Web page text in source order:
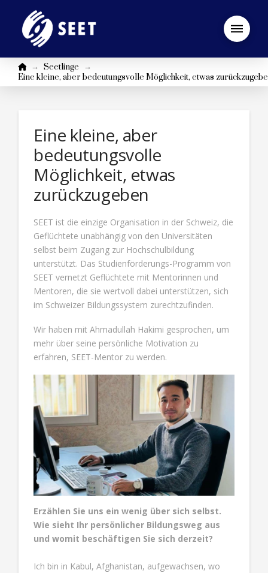
Startseite
→ Seetlinge
→
Eine kleine, aber bedeutungsvolle Möglichkeit, etwas
Eine kleine, aber
bedeutungsvolle
Möglichkeit, etwas
zurückzugeben
SEET ist die einzige Organisation in der Schweiz, die
Geflüchtete unabhängig von den Universitäten
selbst beim Zugang zur Hochschulbildung
unterstützt. Das Studienförderungs-Programm von
SEET vernetzt Geflüchtete mit Mentorinnen und
Mentoren, die sie wertvoll dabei unterstützen, sich
im Schweizer Bildungssystem zurechtzufinden.
Wir haben mit Ahmadullah Hakimi gesprochen, um
mehr über seine persönliche Motivation zu
erfahren, SEET-Mentor zu werden.
Erzählen Sie uns ein wenig über sich selbst.
Wie sieht Ihr persönlicher Bildungsweg aus
und womit beschäftigen Sie sich derzeit?
Ich bin in Kabul, Afghanistan, aufgewachsen, wo